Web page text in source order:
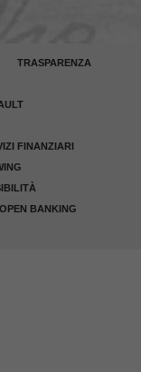
TRASPARENZA
FINANZIARI
BANKING